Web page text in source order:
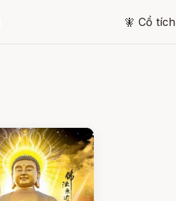
🧚 Cổ tích